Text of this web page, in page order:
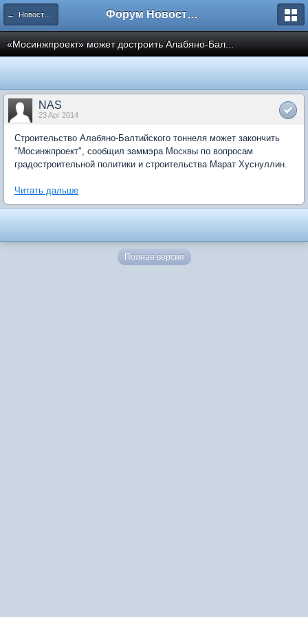
← Новости рынка недвижимости Форум Новостройки
«Мосинжпроект» может достроить Алабяно-Бал...
NAS
23 Apr 2014
Строительство Алабяно-Балтийского тоннеля может закончить
"Мосинжпроект", сообщил заммэра Москвы по вопросам
градостроительной политики и строительства Марат Хуснуллин.
Читать дальше
Полная версия